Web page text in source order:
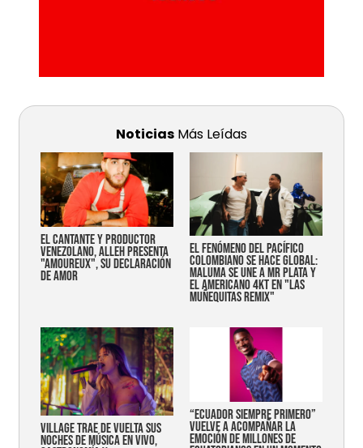
Noticias Más Leídas
EL CANTANTE Y PRODUCTOR
VENEZOLANO, ALLEH PRESENTA
"AMOUREUX", SU DECLARACIÓN
DE AMOR
EL FENÓMENO DEL PACÍFICO
COLOMBIANO SE HACE GLOBAL:
MALUMA SE UNE A MR PLATA Y
EL AMERICANO 4KT EN "LAS
MUÑEQUITAS REMIX"
Village trae de vuelta sus
noches de música en vivo,
“Ecuador siempre primero”
vuelve a acompañar la
emoción de millones de